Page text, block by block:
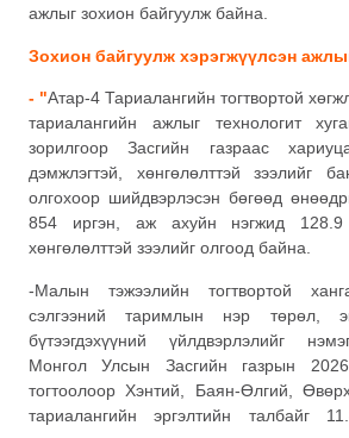
ажлыг зохион байгуулж байна.
Зохион байгуулж хэрэгжүүлсэн
- "Атар-4 Тариалангийн тогтвортой
тариалангийн ажлыг технологит
зорилгоор Засгийн газраас
дэмжлэгтэй, хөнгөлөлттэй зээлийг
олгохоор шийдвэрлэсэн бөгөөд
854 иргэн, аж ахуйн нэгжид 128.9
хөнгөлөлттэй зээлийг олгоод байна.
-Малын тэжээлийн тогтвортой
сэлгээний таримлын нэр төрөл,
бүтээгдэхүүний үйлдвэрлэлийг
Монгол Улсын Засгийн газрын
тогтоолоор Хэнтий, Баян-Өлгий,
тариалангийн эргэлтийн талбайг